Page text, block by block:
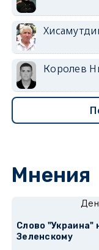
Королев
Мнения
Слово "Украина"
Зеленскому